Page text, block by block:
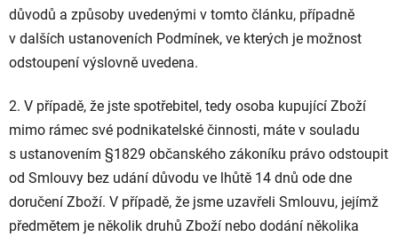
důvodů a způsoby uvedenými v tomto článku, případně
v dalších ustanoveních Podmínek, ve kterých je možnost
odstoupení výslovně uvedena.
2. V případě, že jste spotřebitel, tedy osoba kupující Zboží
mimo rámec své podnikatelské činnosti, máte v souladu
s ustanovením §1829 občanského zákoníku právo odstoupit
od Smlouvy bez udání důvodu ve lhůtě 14 dnů ode dne
doručení Zboží. V případě, že jsme uzavřeli Smlouvu, jejímž
předmětem je několik druhů Zboží nebo dodání několika